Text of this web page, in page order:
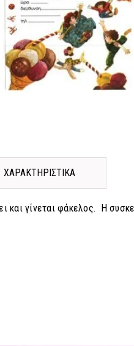
ΧΑΡΑΚΤΗΡΙΣΤΙΚΑ
και γίνεται φάκελος. Η